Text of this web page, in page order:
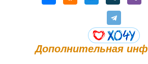
Дополнительная